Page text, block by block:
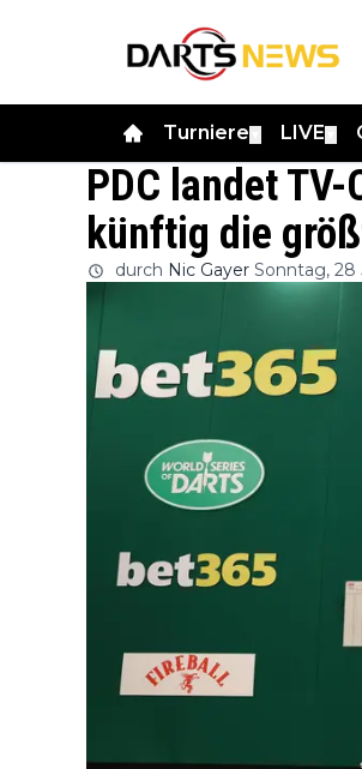
Turniere LIVE
PDC landet
künftig die
durch Nic Gayer Sonntag, 28